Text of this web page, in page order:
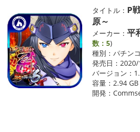
タイトル： P
原～
メーカー： 平
数：5)
種別：パチン
発売日：
バージョン：
容量：2.94 GB
開発：